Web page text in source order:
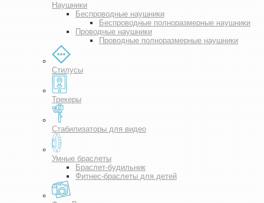
Наушники
Беспроводные наушники
Беспроводные полноразмерные наушники
Проводные наушники
Проводные полноразмерные наушники
Стилусы
Трекеры
Стабилизаторы для видео
Умные браслеты
Браслет-будильник
Фитнес-браслеты для детей